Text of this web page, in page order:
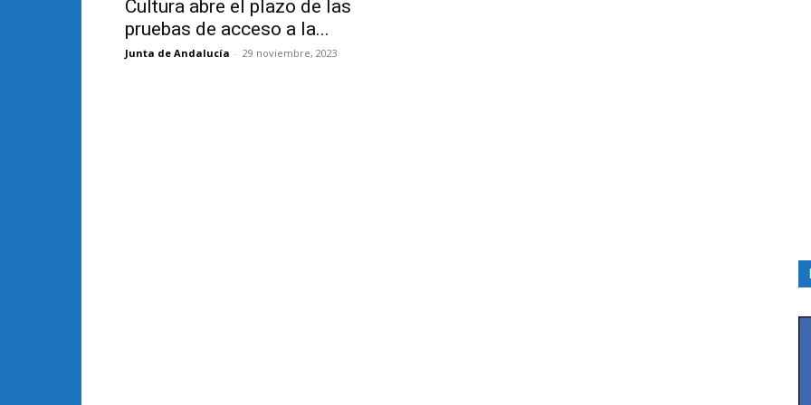
Cultura abre el plazo de las
pruebas de acceso a la...
Junta de Andalucía - 29 noviembre, 2023